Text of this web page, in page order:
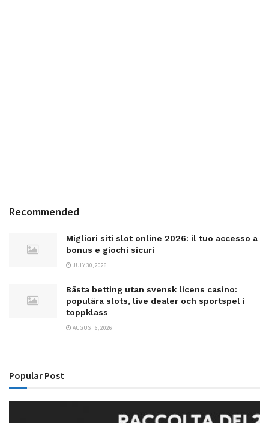
Recommended
Migliori siti slot online 2026: il tuo accesso a
bonus e giochi sicuri
JULY 30, 2026
Bästa betting utan svensk licens casino:
populära slots, live dealer och sportspel i
toppklass
AUGUST 6, 2026
Popular Post